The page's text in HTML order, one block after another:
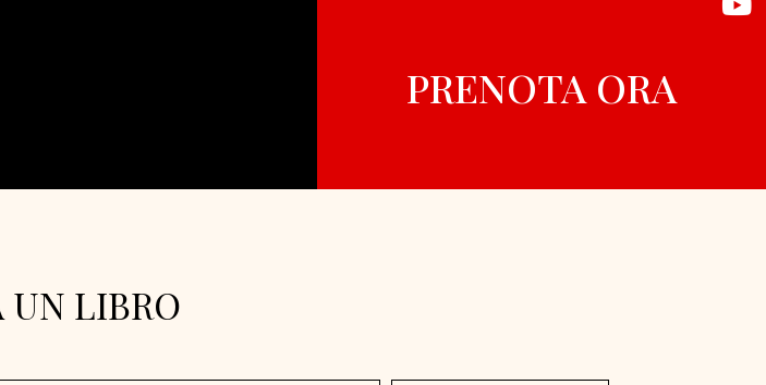
PRENOTA ORA
UN LIBRO